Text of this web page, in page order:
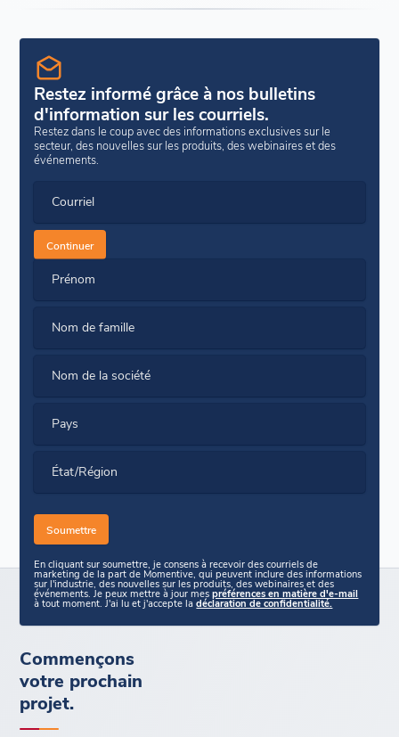
Restez informé grâce à nos bulletins
d'information sur les courriels.
Restez dans le coup avec des informations exclusives sur le
secteur, des nouvelles sur les produits, des webinaires et des
événements.
Courriel
Continuer
Prénom
Nom de famille
Nom de la société
Pays
État/Région
En cliquant sur soumettre, je consens à recevoir des courriels de
marketing de la part de Momentive, qui peuvent inclure des informations
sur l'industrie, des nouvelles sur les produits, des webinaires et des
événements. Je peux mettre à jour mespréférences en matière d'e-mail
à tout moment. J'ai lu et j'accepte ladéclaration de confidentialité.
Commençons
votre prochain
projet.